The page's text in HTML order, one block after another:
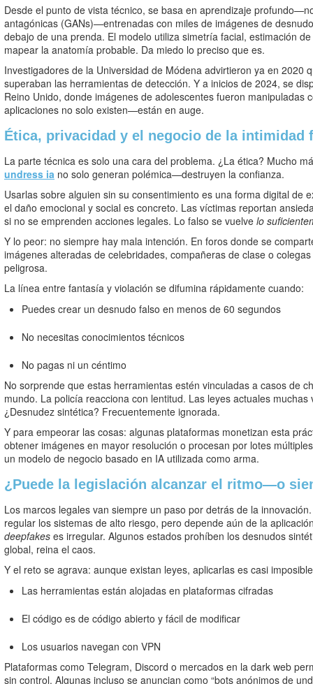
Desde el punto de vista técnico, se basa en aprendizaje
antagónicas (GANs)—entrenadas con miles de imágenes de
debajo de una prenda. El modelo utiliza simetría facial, estimación
mapear la anatomía probable. Da miedo lo preciso que es.
Investigadores de la Universidad de Módena advirtieron ya en 2020
superaban las herramientas de detección. Y a inicios de 2024, se
Reino Unido, donde imágenes de adolescentes fueron manipuladas
aplicaciones no solo existen—están en auge.
Ética, privacidad y el negocio de la intimidad
La parte técnica es solo una cara del problema. ¿La ética? Mucho
undress ia no solo generan polémica—destruyen la confianza.
Usarlas sobre alguien sin su consentimiento es una forma digital de
el daño emocional y social es concreto. Las víctimas reportan
si no se emprenden acciones legales. Lo falso se vuelve lo
Y lo peor: no siempre hay mala intención. En foros donde se
imágenes alteradas de celebridades, compañeras de clase o
peligrosa.
La línea entre fantasía y violación se difumina rápidamente cuando:
Puedes crear un desnudo falso en menos de 60 segundos
No necesitas conocimientos técnicos
No pagas ni un céntimo
No sorprende que estas herramientas estén vinculadas a casos de
mundo. La policía reacciona con lentitud. Las leyes actuales muchas
¿Desnudez sintética? Frecuentemente ignorada.
Y para empeorar las cosas: algunas plataformas monetizan esta
obtener imágenes en mayor resolución o procesan por lotes
un modelo de negocio basado en IA utilizada como arma.
¿Puede la legislación alcanzar el ritmo—o
Los marcos legales van siempre un paso por detrás de la
regular los sistemas de alto riesgo, pero depende aún de la
deepfakes es irregular. Algunos estados prohíben los desnudos
global, reina el caos.
Y el reto se agrava: aunque existan leyes, aplicarlas es casi
Las herramientas están alojadas en plataformas cifradas
El código es de código abierto y fácil de modificar
Los usuarios navegan con VPN
Plataformas como Telegram, Discord o mercados en la dark web
sin control. Algunas incluso se anuncian como “bots anónimos de